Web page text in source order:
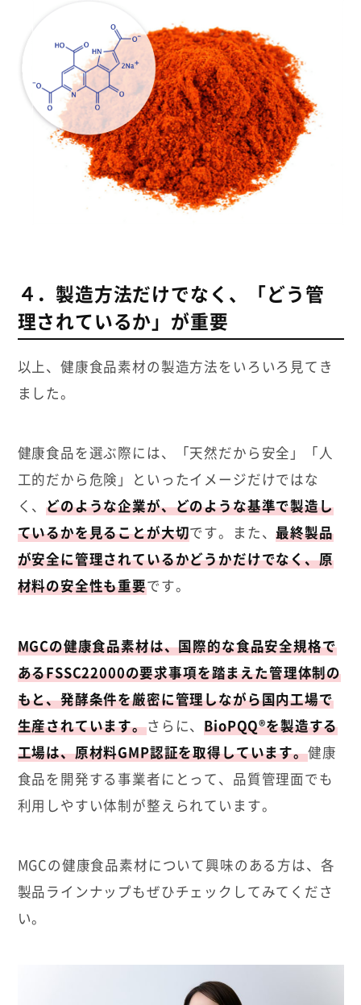
４．製造方法だけでなく、「どう管
理されているか」が重要
以上、健康食品素材の製造方法をいろいろ見てき
ました。
健康食品を選ぶ際には、「天然だから安全」「人
工的だから危険」といったイメージだけではな
く、どのような企業が、どのような基準で製造し
ているかを見ることが大切です。また、最終製品
が安全に管理されているかどうかだけでなく、原
材料の安全性も重要です。
MGCの健康食品素材は、国際的な食品安全規格で
あるFSSC22000の要求事項を踏まえた管理体制の
もと、発酵条件を厳密に管理しながら国内工場で
生産されています。さらに、BioPQQ®を製造する
工場は、原材料GMP認証を取得しています。健康
食品を開発する事業者にとって、品質管理面でも
利用しやすい体制が整えられています。
MGCの健康食品素材について興味のある方は、各
製品ラインナップもぜひチェックしてみてくださ
い。